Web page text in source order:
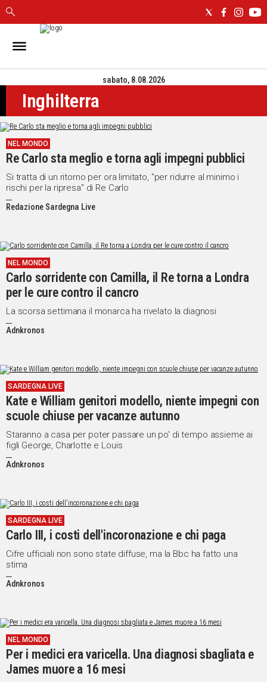
IN
CAGLIARI
SASSARI
NUORO
ORISTANO
SULCIS
GALLURA
OGLIASTRA
MEDIO
CAMPIDANO
NOTIZIE
POLITICA
IN
ITALIA
NEL
STORIE
VIDEO
Vai
AL CANALE
WHATSAPP
Social
sabato, 8.08.2026
Inghilterra
NEL MONDO
Re Carlo sta meglio e torna agli impegni pubblici
Si tratta di un ritorno per ora limitato, "per ridurre al minimo i
rischi per la ripresa" di Re Carlo
Redazione Sardegna Live
NEL MONDO
Carlo sorridente con Camilla, il Re torna a Londra
per le cure contro il cancro
La scorsa settimana il monarca ha rivelato la diagnosi
Adnkronos
SARDEGNA LIVE
Kate e William genitori modello, niente impegni con
scuole chiuse per vacanze autunno
Staranno a casa per poter passare un po' di tempo assieme ai
figli George, Charlotte e Louis
Adnkronos
SARDEGNA LIVE
Carlo III, i costi dell'incoronazione e chi paga
Cifre ufficiali non sono state diffuse, ma la Bbc ha fatto una
stima
Adnkronos
NEL MONDO
Per i medici era varicella. Una diagnosi sbagliata e
James muore a 16 mesi